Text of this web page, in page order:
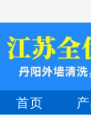
首页